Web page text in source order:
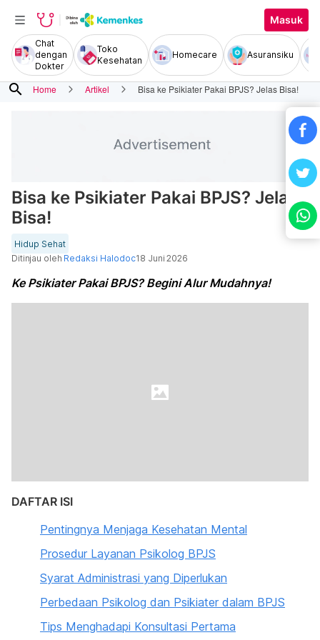
Masuk
Chat
dengan
Dokter
Toko
Kesehatan
Homecare Asuransiku
search Home Artikel Bisa ke Psikiater Pakai BPJS? Jelas Bisa!
Bisa ke Psikiater Pakai BPJS? Jelas
Bisa!
Hidup Sehat
Ditinjau oleh Redaksi Halodoc18 Juni 2026
Ke Psikiater Pakai BPJS? Begini Alur Mudahnya!
DAFTAR ISI
Pentingnya Menjaga Kesehatan Mental
Prosedur Layanan Psikolog BPJS
Syarat Administrasi yang Diperlukan
Perbedaan Psikolog dan Psikiater dalam BPJS
Tips Menghadapi Konsultasi Pertama